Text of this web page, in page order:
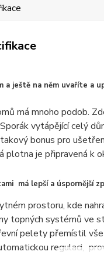
a ještě na něm uvaříte a
má mnoho podob.
vytápějící celý
bonus pro
plotna je připravená k
má lepší a úspornější
prostoru, kde
topných systémů ve
pelety přemístil
regulaci,